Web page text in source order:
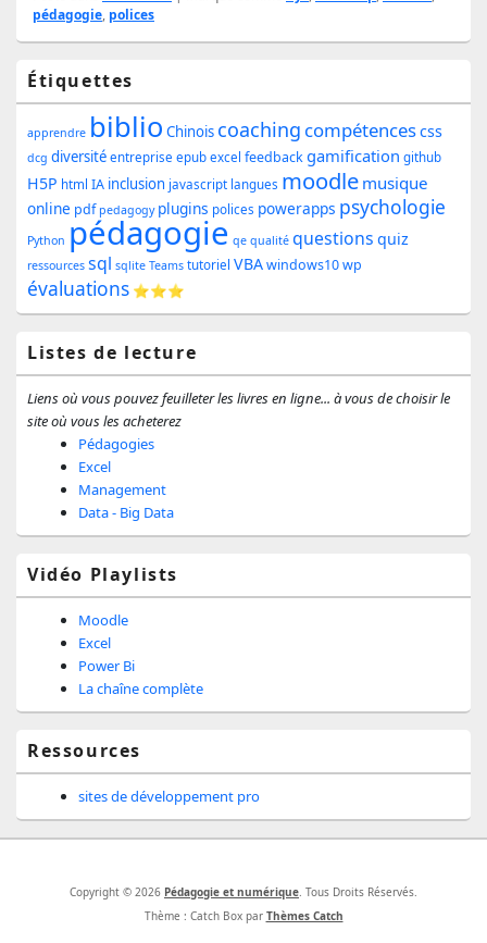
pédagogie, polices
Zone
principale
de
widget
pour
la
barre
latérale
Étiquettes
apprendre biblio Chinois coaching compétencescss
dcg diversité entreprise epub excel feedbackgamification github
H5P html IA inclusion javascript langues moodle musique
online pdf pedagogy plugins polices powerapps psychologie
Python pédagogie qe qualité questions quiz
ressources sql sqlite Teams tutoriel VBAwindows10wp
évaluations ⭐⭐⭐
Listes de lecture
Liens où vous pouvez feuilleter les livres en ligne... à vous de choisir le
site où vous les acheterez
Pédagogies
Excel
Management
Data - Big Data
Vidéo Playlists
Moodle
Excel
Power Bi
La chaîne complète
Ressources
sites de développement pro
Copyright © 2026 Pédagogie et numérique . Tous Droits Réservés.
Thème : Catch Box par Thèmes Catch